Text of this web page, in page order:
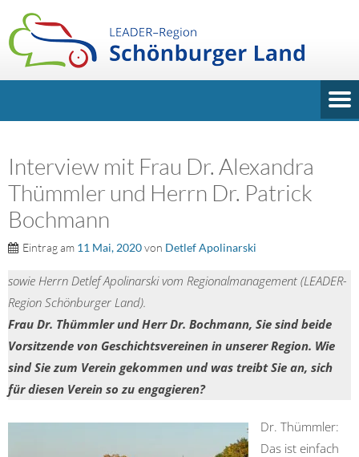
Interview mit Frau Dr. Alexandra
Thümmler und Herrn Dr. Patrick
Bochmann
Eintrag am 11 Mai, 2020von Detlef Apolinarski
sowie Herrn Detlef Apolinarski vom Regionalmanagement (LEADER-
Region Schönburger Land).
Frau Dr. Thümmler und Herr Dr. Bochmann, Sie sind beide
Vorsitzende von Geschichtsvereinen in unserer Region. Wie
sind Sie zum Verein gekommen und was treibt Sie an, sich
für diesen Verein so zu engagieren?
Dr. Thümmler:
Das ist einfach